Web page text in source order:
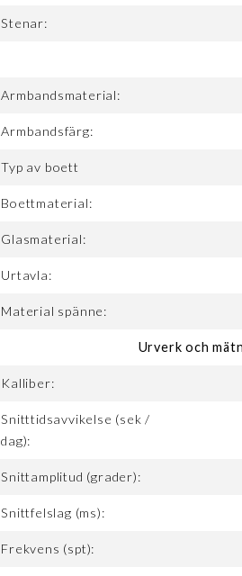
Stenar:
Armbandsmaterial:
Armbandsfärg:
Typ av boett
Boettmaterial:
Glasmaterial:
Urtavla:
Material spänne:
Urverk och
Kalliber:
Snitttidsavvikelse (sek /
dag):
Snittamplitud (grader):
Snittfelslag (ms):
Frekvens (spt):